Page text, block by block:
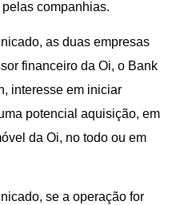
companhias.
as duas empresas
financeiro da Oi, o Bank
interesse em iniciar
potencial aquisição, em
da Oi, no todo ou em
se a operação for